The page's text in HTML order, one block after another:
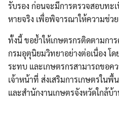
รับรอง ก่อนจะมีการตรวจสอบทะ
หายจริง เพื่อพิจารณาให้ความช่ว
ทั้งนี้ ขอย้ำให้เกษตรกรติดตามกา
กรมอุตุนิยมวิทยาอย่างต่อเนื่อง โ
ระทบ และเกษตรกรสามารถขอค
เจ้าหน้าที่ ส่งเสริมการเกษตรใน
และสำนักงานเกษตรจังหวัดใกล้บ้